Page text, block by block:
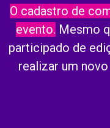
O cadastro de
evento. Mesmo
participado de
realizar um